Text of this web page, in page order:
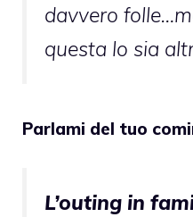
davvero
questa lo sia
Parlami del tuo
L’outing in